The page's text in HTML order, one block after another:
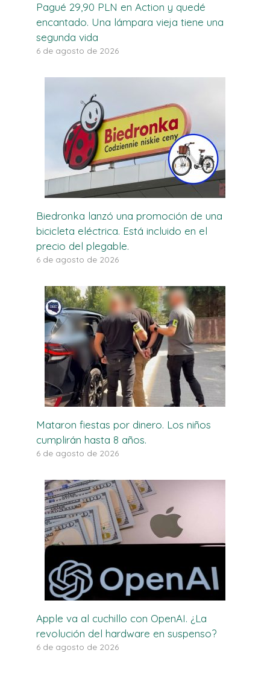
Pagué 29,90 PLN en Action y quedé
encantado. Una lámpara vieja tiene una
segunda vida
6 de agosto de 2026
Biedronka lanzó una promoción de una
bicicleta eléctrica. Está incluido en el
precio del plegable.
6 de agosto de 2026
Mataron fiestas por dinero. Los niños
cumplirán hasta 8 años.
6 de agosto de 2026
Apple va al cuchillo con OpenAI. ¿La
revolución del hardware en suspenso?
6 de agosto de 2026